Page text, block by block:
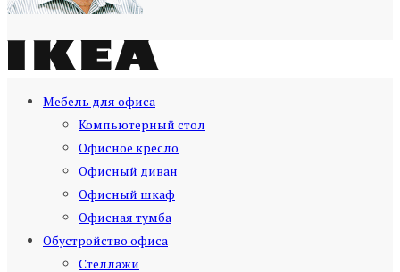
Мебель для офиса
Компьютерный стол
Офисное кресло
Офисный диван
Офисный шкаф
Офисная тумба
Обустройство офиса
Стеллажи